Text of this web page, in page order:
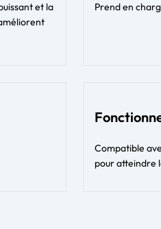
et la
Prend en
Compatible
pour atteindre